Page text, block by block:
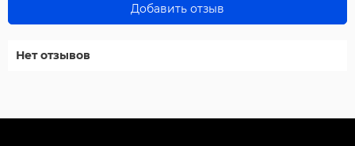
Добавить отзыв
Нет отзывов